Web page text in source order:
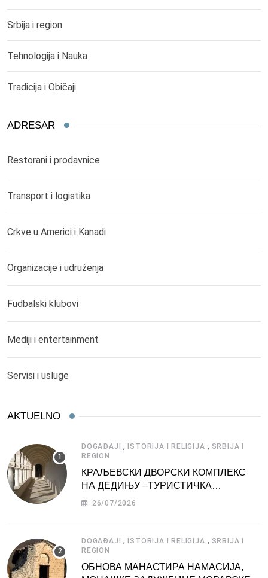
Srbija i region
Tehnologija i Nauka
Tradicija i Običaji
ADRESAR
Restorani i prodavnice
Transport i logistika
Crkve u Americi i Kanadi
Organizacije i udruženja
Fudbalski klubovi
Mediji i entertainment
Servisi i usluge
AKTUELNO
DOGAĐAJI ,ISTORIJA I RELIGIJA , SRBIJA I
REGION
КРАЉЕВСКИ ДВОРСКИ КОМПЛЕКС
НА ДЕДИЊУ –ТУРИСТИЧКА
АТРАКЦИЈА
26/07/2026
DOGAĐAJI ,ISTORIJA I RELIGIJA , SRBIJA I
REGION
ОБНОВА МАНАСТИРА НАМАСИЈА,